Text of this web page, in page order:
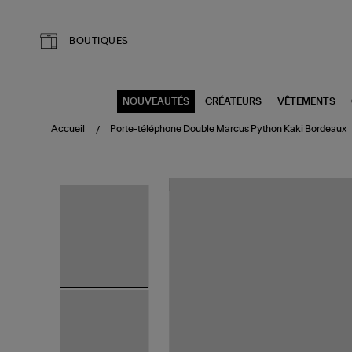
BOUTIQUES
NOUVEAUTÉS CRÉATEURS VÊTEMENTS
Accueil Porte-téléphone Double Marcus Python Kaki Bordeaux